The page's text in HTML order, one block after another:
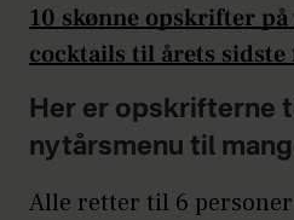
10 skønne opskrifter
cocktails til årets sidste
Her er opskrifterne
nytårsmenu til
Alle retter til 6 personer